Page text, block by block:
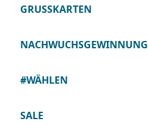
GRUSSKARTEN
NACHWUCHSGEWINNUNG
#WÄHLEN
SALE